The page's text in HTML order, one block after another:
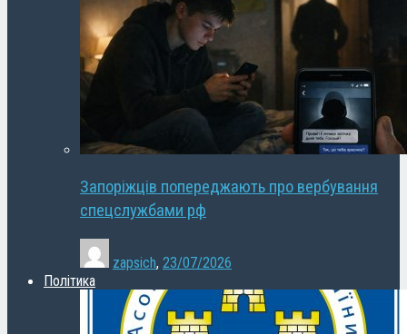
Запоріжців попереджають про вербування
спецслужбами рф
zapsich, 23/07/2026
Політика